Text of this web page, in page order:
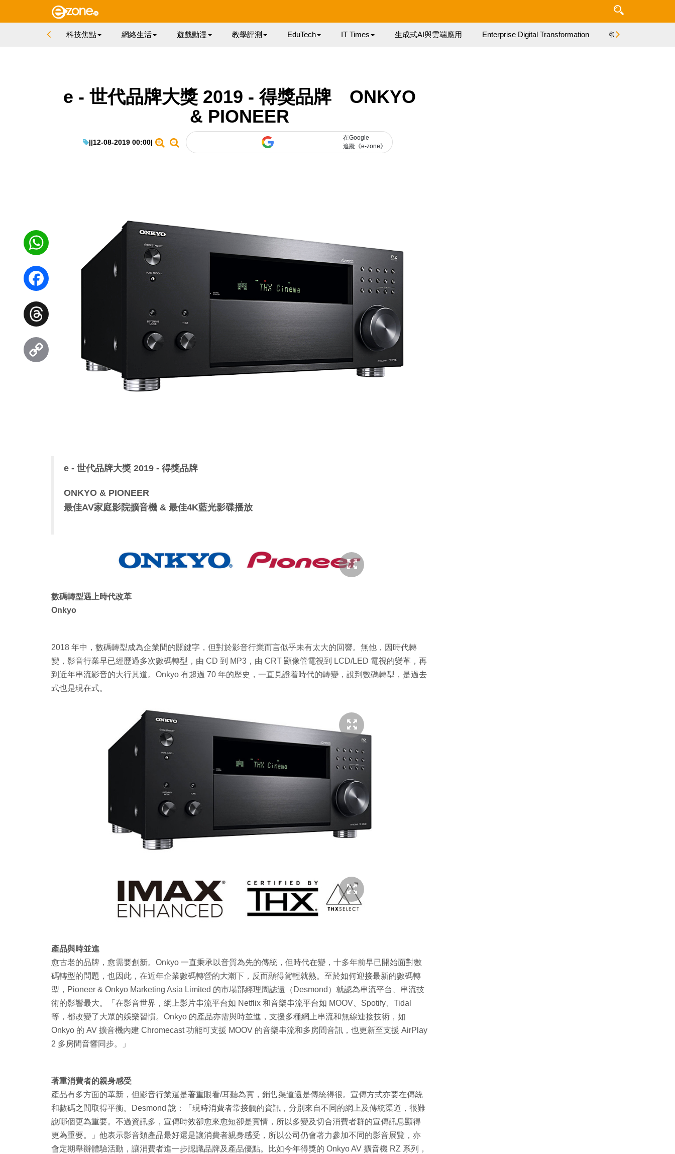
科技焦點 網絡生活 遊戲動漫 教學評測 EduTech IT Times 生成式AI與雲端應用 Enterprise Digital Transformation 特集
e - 世代品牌大獎 2019 - 得獎品牌 ONKYO
& PIONEER
||12-08-2019 00:00|
在Google
追蹤《e-zone》
e - 世代品牌大獎 2019 - 得獎品牌
ONKYO & PIONEER
最佳AV家庭影院擴音機 & 最佳4K藍光影碟播放
數碼轉型遇上時代改革
Onkyo
2018 年中，數碼轉型成為企業間的關鍵字，但對於影音行業而言似乎未有太大的回響。無他，因時代轉
變，影音行業早已經歷過多次數碼轉型，由 CD 到 MP3，由 CRT 顯像管電視到 LCD/LED 電視的變革，再
到近年串流影音的大行其道。Onkyo 有超過 70 年的歷史，一直見證着時代的轉變，說到數碼轉型，是過去
式也是現在式。
產品與時並進
愈古老的品牌，愈需要創新。Onkyo 一直秉承以音質為先的傳統，但時代在變，十多年前早已開始面對數
碼轉型的問題，也因此，在近年企業數碼轉營的大潮下，反而顯得駕輕就熟。至於如何迎接最新的數碼轉
型，Pioneer & Onkyo Marketing Asia Limited 的市場部經理周誌遠（Desmond）就認為串流平台、串流技
術的影響最大。「在影音世界，網上影片串流平台如 Netflix 和音樂串流平台如 MOOV、Spotify、Tidal
等，都改變了大眾的娛樂習慣。Onkyo 的產品亦需與時並進，支援多種網上串流和無線連接技術，如
Onkyo 的 AV 擴音機內建 Chromecast 功能可支援 MOOV 的音樂串流和多房間音訊，也更新至支援 AirPlay
2 多房間音響同步。」
著重消費者的親身感受
產品有多方面的革新，但影音行業還是著重眼看/耳聽為實，銷售渠道還是傳統得很。宣傳方式亦要在傳統
和數碼之間取得平衡。Desmond 說：「現時消費者常接觸的資訊，分別來自不同的網上及傳統渠道，很難
說哪個更為重要。不過資訊多，宣傳時效卻愈來愈短卻是實情，所以多變及切合消費者群的宣傳訊息顯得
更為重要。」他表示影音類產品最好還是讓消費者親身感受，所以公司仍會著力參加不同的影音展覽，亦
會定期舉辦體驗活動，讓消費者進一步認識品牌及產品優點。比如今年得獎的 Onkyo AV 擴音機 RZ 系列，
WhatsApp
Facebook
Threads